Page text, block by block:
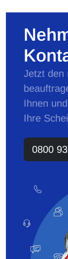
Jetzt den
Ihnen
Ihre
0800